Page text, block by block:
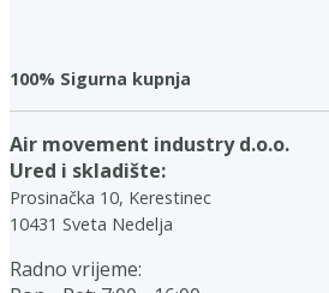
100% Sigurna kupnja
Air movement industry d.o.o.
Ured i skladište:
Prosinačka 10, Kerestinec
10431 Sveta Nedelja
Radno vrijeme: